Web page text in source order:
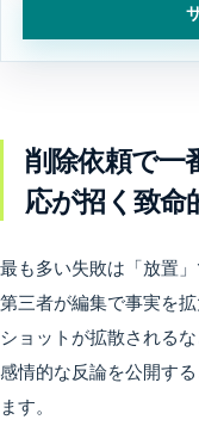
削除依頼で一
応が招く致命
最も多い失敗は「放置
第三者が編集で事実を
ショットが拡散される
感情的な反論を公開す
ます。